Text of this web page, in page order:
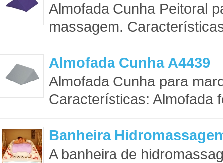
Almofada Cunha Peitoral
massagem.
Almofada Cunha A4439
Almofada Cunha para
Características: Almofada
Banheira
A banheira de